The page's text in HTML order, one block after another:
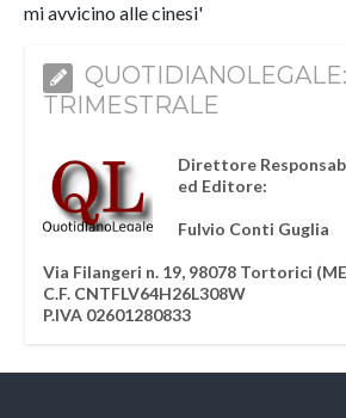
mi avvicino alle cinesi'
TRIMESTRALE
Direttore
ed Editore:
Fulvio Conti Guglia
Via Filangeri n. 19, 98078 Tortorici
C.F. CNTFLV64H26L308W
P.IVA 02601280833